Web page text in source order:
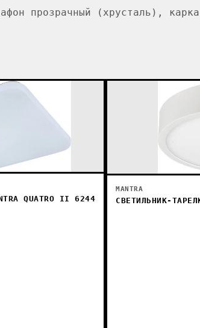
прозрачный (хрусталь),
QUATRO II 6244
MANTRA
СВЕТИЛЬНИК-